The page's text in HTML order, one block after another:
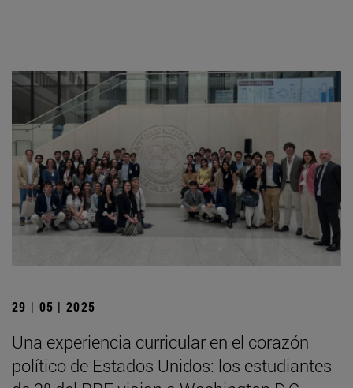
29 | 05 | 2025
Una experiencia curricular en el corazón
político de Estados Unidos: los estudiantes